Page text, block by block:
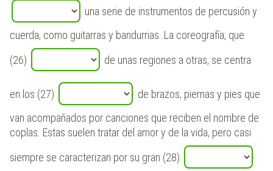
una serie de instrumentos de percusión y
cuerda, como guitarras y bandurrias. La coreografía, que
(26)
de unas regiones a otras, se centra
en los (27)
de brazos, piernas y pies que
van acompañados por canciones que reciben el nombre de
coplas. Estas suelen tratar del amor y de la vida, pero casi
siempre se caracterizan por su gran (28)